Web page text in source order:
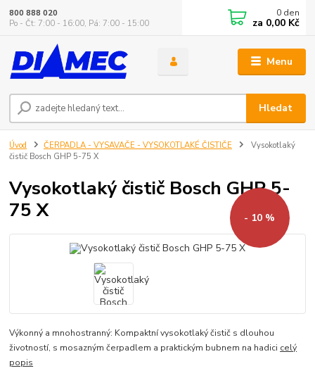
Menu
Hledat
800 888 020
Po - Čt: 7:00 - 16:00, Pá: 7:00 - 15:00
0 den
za 0,00 Kč
Úvod ČERPADLA - VYSAVAČE - VYSOKOTLAKÉ ČISTIČE
Vysokotlaký
čistič Bosch GHP 5-75 X
Vysokotlaký čistič Bosch GHP 5-
75 X
- 10 %
Výkonný a mnohostranný: Kompaktní vysokotlaký čistič s dlouhou
životností, s mosazným čerpadlem a praktickým bubnem na hadici celý
popis